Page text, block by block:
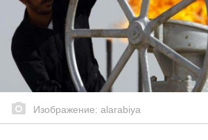
Изображение: alarabiya